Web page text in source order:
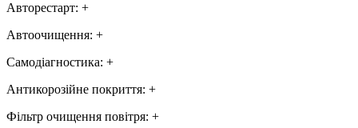
Авторестарт: +
Автоочищення: +
Самодіагностика: +
Антикорозійне покриття: +
Фільтр очищення повітря: +